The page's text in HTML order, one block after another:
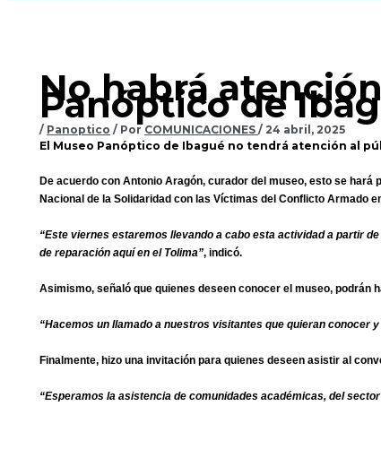
No habrá
Panóptico de
/ Panoptico / Por COMUNICACIONES / 24 abril, 2025
El Museo Panóptico de Ibagué no tendrá atención al
De acuerdo con Antonio Aragón, curador del museo, esto se
Nacional de la Solidaridad con las Víctimas del Conflicto Armado
“Este viernes estaremos llevando a cabo esta actividad a partir
de reparación aquí en el Tolima”, indicó.
Asimismo, señaló que quienes deseen conocer el museo, podrán
“Hacemos un llamado a nuestros visitantes que quieran conocer
Finalmente, hizo una invitación para quienes deseen asistir al
“Esperamos la asistencia de comunidades académicas, del